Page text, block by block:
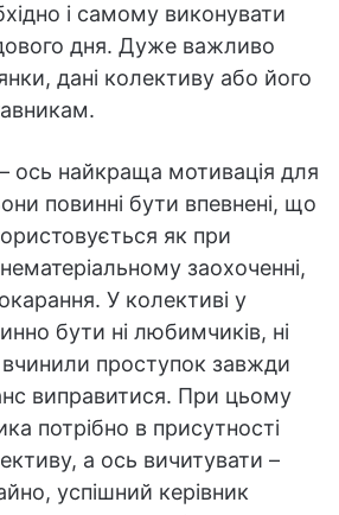
і самому виконувати
дня. Дуже важливо
дані колективу або його
ось найкраща мотивація для
повинні бути впевнені, що
як при
заохоченні,
У колективі у
бути ні любимчиків, ні
вчинили проступок завжди
виправитися. При цьому
потрібно в присутності
а ось вичитувати –
успішний керівник